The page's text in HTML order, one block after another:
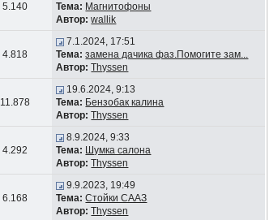
5.140
Тема: Магнитофоны
Автор: wallik
4.818
7.1.2024, 17:51
Тема: замена дачика фаз.Помогите зам...
Автор: Thyssen
11.878
19.6.2024, 9:13
Тема: Бензобак калина
Автор: Thyssen
4.292
8.9.2024, 9:33
Тема: Шумка салона
Автор: Thyssen
6.168
9.9.2023, 19:49
Тема: Стойки СААЗ
Автор: Thyssen